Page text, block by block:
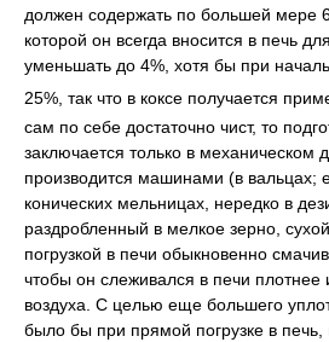
должен содержать по большей мере
которой он всегда вносится в печь
уменьшать до 4%, хотя бы при
25%, так что в коксе получается
сам по себе достаточно чист, то
заключается только в механическом
производится машинами (в вальцах;
конических мельницах, нередко в
раздробленный в мелкое зерно,
погрузкой в печи обыкновенно
чтобы он слеживался в печи
воздуха. С целью еще большего
было бы при прямой погрузке в печь,